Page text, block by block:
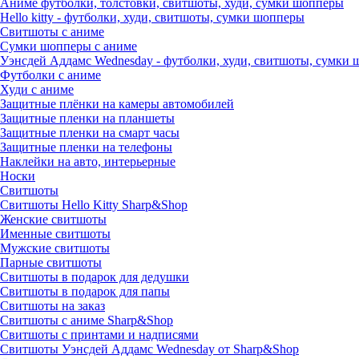
Аниме футболки, толстовки, свитшоты, худи, сумки шопперы
Hello kitty - футболки, худи, свитшоты, сумки шопперы
Свитшоты с аниме
Сумки шопперы с аниме
Уэнсдей Аддамс Wednesday - футболки, худи, свитшоты, сумки
Футболки с аниме
Худи с аниме
Защитные плёнки на камеры автомобилей
Защитные пленки на планшеты
Защитные пленки на смарт часы
Защитные пленки на телефоны
Наклейки на авто, интерьерные
Носки
Свитшоты
Cвитшоты Hello Kitty Sharp&Shop
Женские свитшоты
Именные свитшоты
Мужские свитшоты
Парные свитшоты
Свитшоты в подарок для дедушки
Свитшоты в подарок для папы
Свитшоты на заказ
Свитшоты с аниме Sharp&Shop
Свитшоты с принтами и надписями
Свитшоты Уэнсдей Аддамс Wednesday от Sharp&Shop